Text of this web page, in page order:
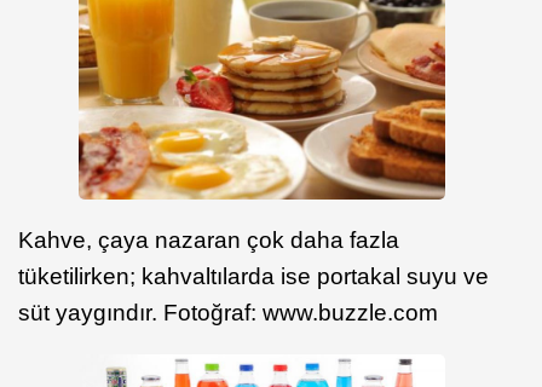
Kahve, çaya nazaran çok daha fazla
tüketilirken; kahvaltılarda ise portakal suyu ve
süt yaygındır. Fotoğraf: www.buzzle.com